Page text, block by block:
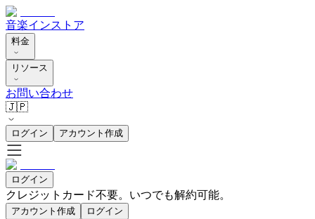
音楽インストア
料金
リソース
お問い合わせ
🇯🇵
ログイン アカウント作成
ログイン
クレジットカード不要。いつでも解約可能。
アカウント作成 ログイン